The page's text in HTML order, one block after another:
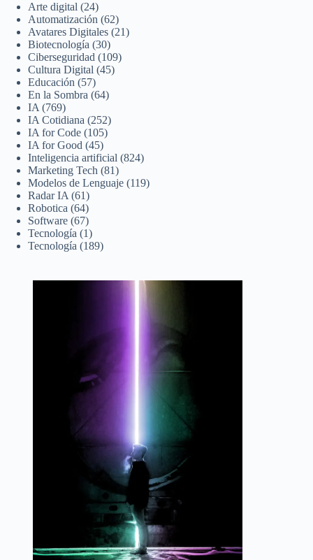
Arte digital (24)
Automatización (62)
Avatares Digitales (21)
Biotecnología (30)
Ciberseguridad (109)
Cultura Digital (45)
Educación (57)
En la Sombra (64)
IA (769)
IA Cotidiana (252)
IA for Code (105)
IA for Good (45)
Inteligencia artificial (824)
Marketing Tech (81)
Modelos de Lenguaje (119)
Radar IA (61)
Robotica (64)
Software (67)
Tecnología (1)
Tecnología (189)